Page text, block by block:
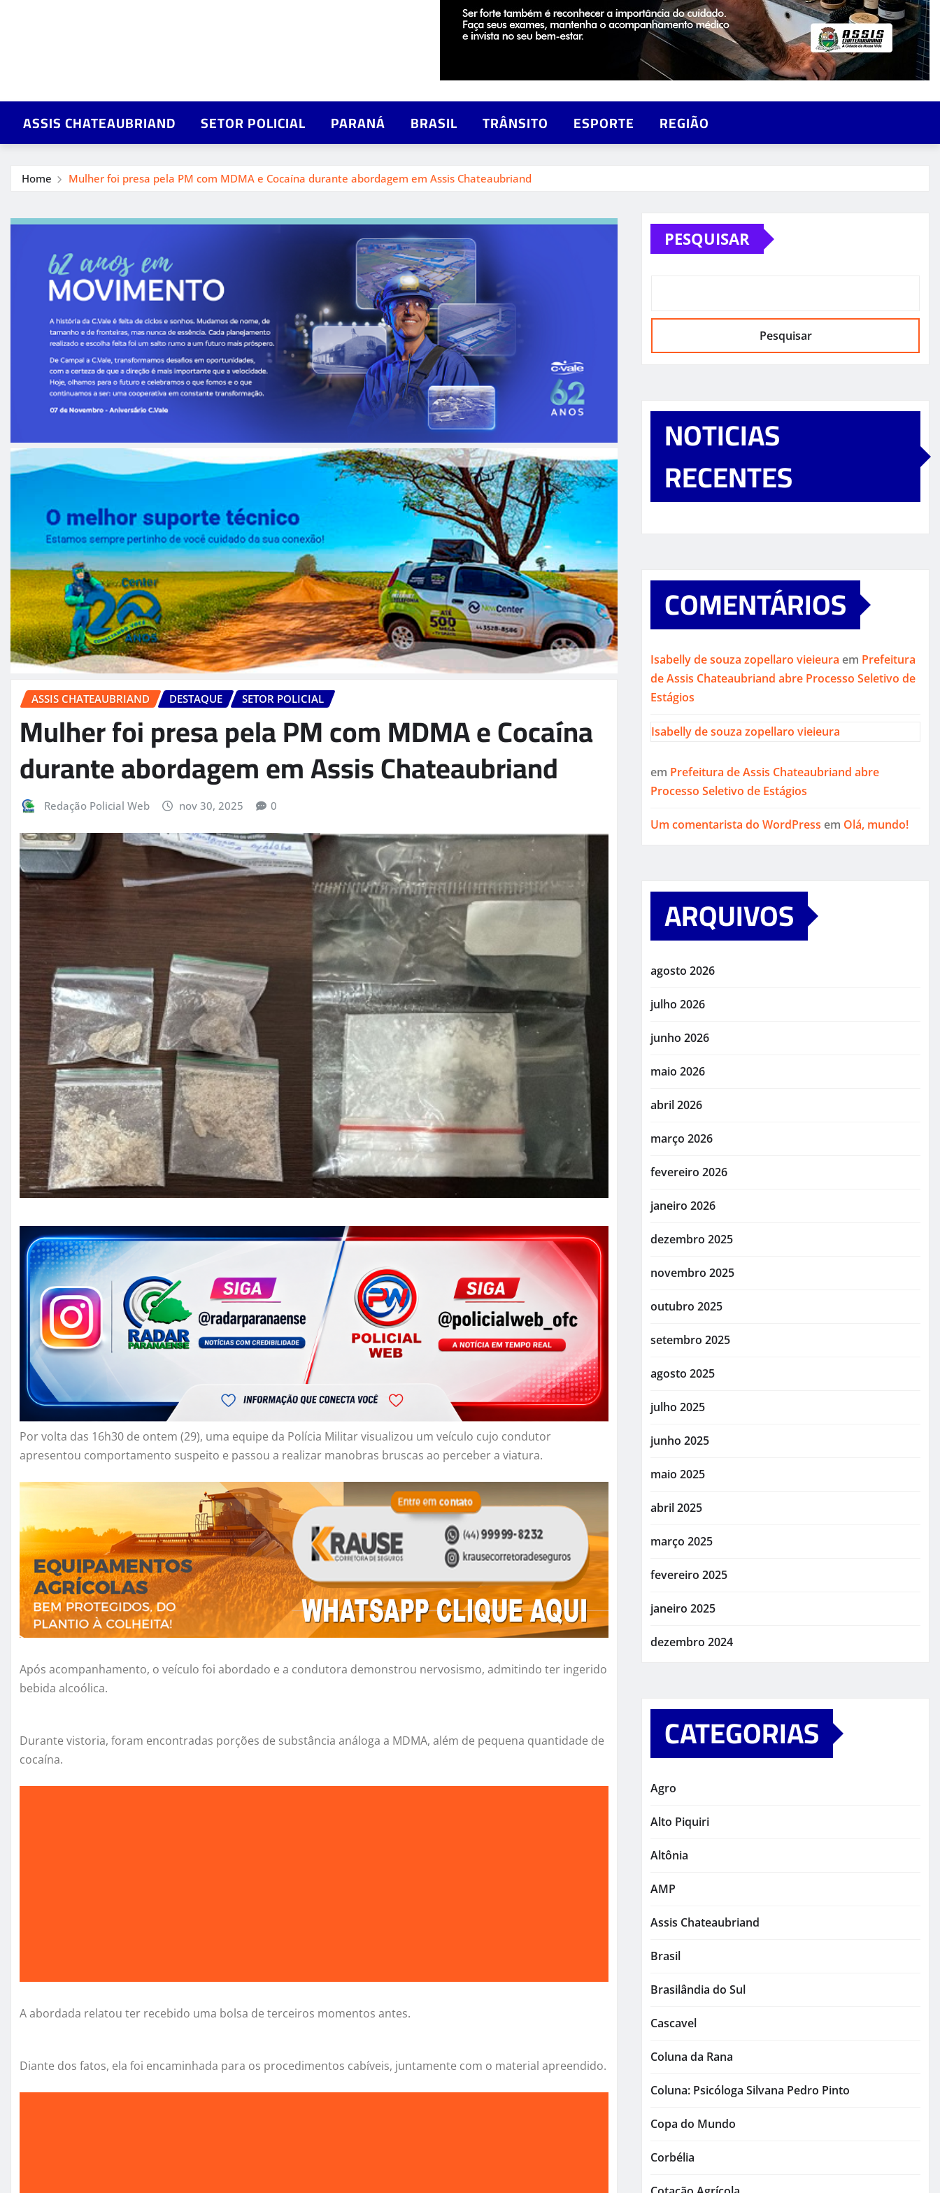
ASSIS CHATEAUBRIAND SETOR POLICIAL PARANÁ BRASIL TRÂNSITO ESPORTE REGIÃO
Home Mulher foi presa pela PM com MDMA e Cocaína durante abordagem em Assis Chateaubriand
ASSIS CHATEAUBRIAND DESTAQUE SETOR POLICIAL
Mulher foi presa pela PM com MDMA e Cocaína
durante abordagem em Assis Chateaubriand
Redação Policial Web nov 30, 2025 0
Por volta das 16h30 de ontem (29), uma equipe da Polícia Militar visualizou um veículo cujo condutor
apresentou comportamento suspeito e passou a realizar manobras bruscas ao perceber a viatura.
Após acompanhamento, o veículo foi abordado e a condutora demonstrou nervosismo, admitindo ter ingerido
bebida alcoólica.
Durante vistoria, foram encontradas porções de substância análoga a MDMA, além de pequena quantidade de
cocaína.
A abordada relatou ter recebido uma bolsa de terceiros momentos antes.
Diante dos fatos, ela foi encaminhada para os procedimentos cabíveis, juntamente com o material apreendido.
PESQUISAR
Pesquisar
NOTICIAS
RECENTES
COMENTÁRIOS
Isabelly de souza zopellaro vieieura em Prefeitura
de Assis Chateaubriand abre Processo Seletivo de
Estágios
Isabelly de souza zopellaro vieieura
em Prefeitura de Assis Chateaubriand abre
Processo Seletivo de Estágios
Um comentarista do WordPress em Olá, mundo!
ARQUIVOS
agosto 2026
julho 2026
junho 2026
maio 2026
abril 2026
março 2026
fevereiro 2026
janeiro 2026
dezembro 2025
novembro 2025
outubro 2025
setembro 2025
agosto 2025
julho 2025
junho 2025
maio 2025
abril 2025
março 2025
fevereiro 2025
janeiro 2025
dezembro 2024
CATEGORIAS
Agro
Alto Piquiri
Altônia
AMP
Assis Chateaubriand
Brasil
Brasilândia do Sul
Cascavel
Coluna da Rana
Coluna: Psicóloga Silvana Pedro Pinto
Copa do Mundo
Corbélia